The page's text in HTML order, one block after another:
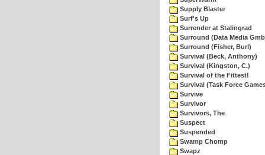
Supply Blaster
Surf's Up
Surrender at Stalingrad
Surround (Data Media
Surround (Fisher, Burl)
Survival (Beck, Anthony)
Survival (Kingston, C.)
Survival of the Fittest!
Survival (Task Force
Survive
Survivor
Survivors, The
Suspect
Suspended
Swamp Chomp
Swapz